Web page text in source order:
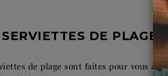
DE PLAGE
de plage sont faites pour vous